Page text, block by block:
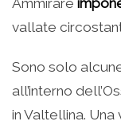
vallate
Sono solo
all’interno
in Valtellina.